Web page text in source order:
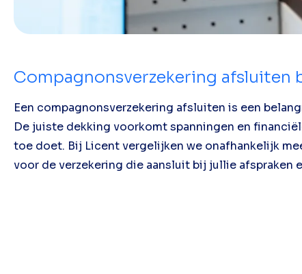
Compagnonsverzekering afsluiten
Een compagnonsverzekering afsluiten is een
De juiste dekking voorkomt spanningen en
toe doet. Bij Licent vergelijken we onafhankelijk
voor de verzekering die aansluit bij jullie afspraken